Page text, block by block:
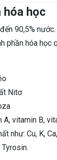
hóa học
90,5%
phần hóa học
Nitơ
A, vitamin B,
như: Cu, K,